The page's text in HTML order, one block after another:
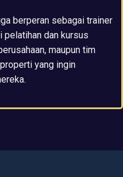
berperan sebagai trainer
pelatihan dan kursus
maupun tim
yang ingin